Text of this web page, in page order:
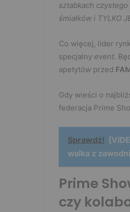
sztabkach czystego
śmiałków i TYLKO
Co więcej, lider
specjalny event.
apetytów przed
Gdy wieści o
federacja Prime
Sprawdź!
walka z
Prime
czy